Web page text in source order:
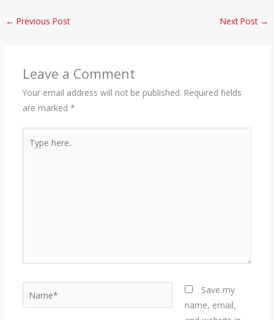
← Previous Post Next Post →
Leave a Comment
Your email address will not be published. Required fields
are marked *
here..
Save my
name, email,